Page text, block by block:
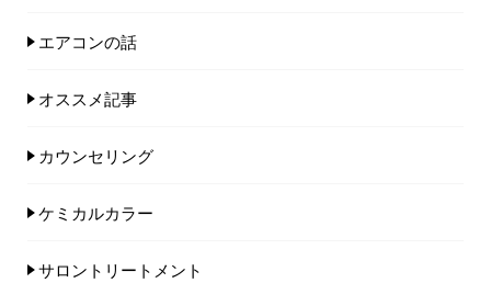
エアコンの話
オススメ記事
カウンセリング
ケミカルカラー
サロントリートメント